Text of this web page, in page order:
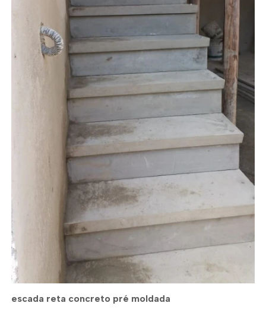
escada reta concreto pré moldada